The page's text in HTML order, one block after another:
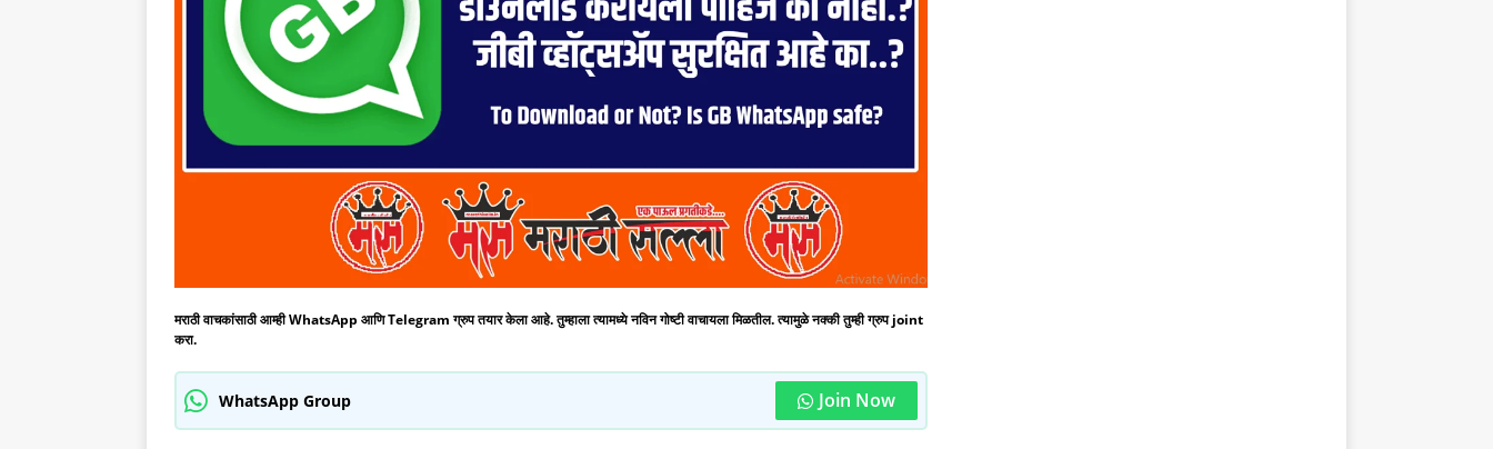
मराठी वाचकांसाठी आम्ही WhatsApp आणि Telegram ग्रुप तयार केला आहे. तुम्हाला त्यामध्ये नविन गोष्टी वाचायला मिळतील. त्यामुळे नक्की तुम्ही ग्रुप joint
करा.
WhatsApp Group Join Now